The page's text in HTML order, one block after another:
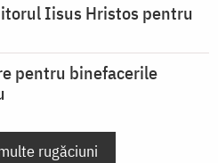
Iisus Hristos pentru
pentru binefacerile
rugăciuni